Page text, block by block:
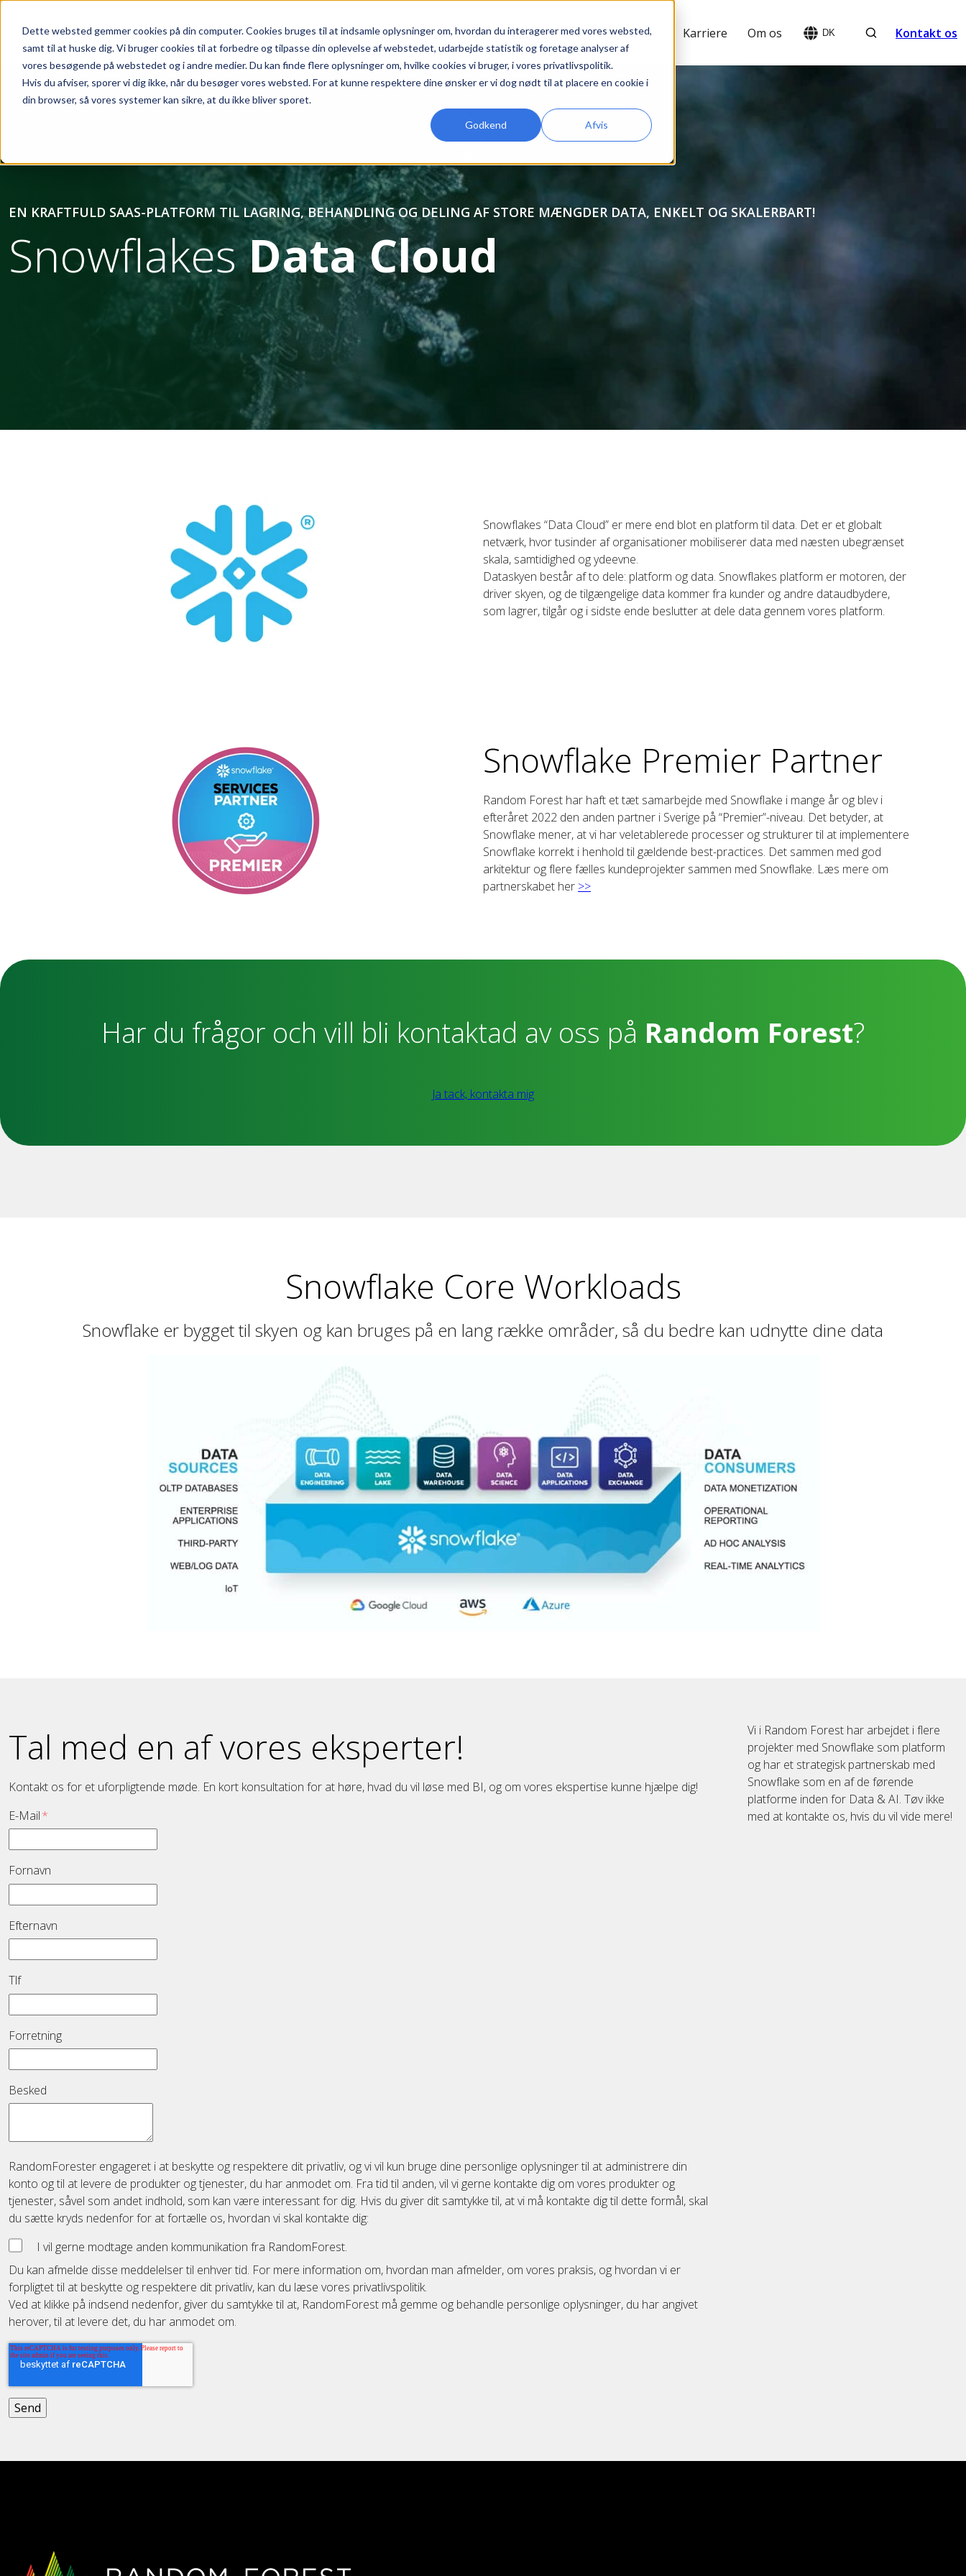
Dette websted gemmer cookies på din computer. Cookies bruges til at indsamle oplysninger om, hvordan du interagerer med vores websted,
samt til at huske dig. Vi bruger cookies til at forbedre og tilpasse din oplevelse af webstedet, udarbejde statistik og foretage analyser af
vores besøgende på webstedet og i andre medier. Du kan finde flere oplysninger om, hvilke cookies vi bruger, i vores privatlivspolitik.
Hvis du afviser, sporer vi dig ikke, når du besøger vores websted. For at kunne respektere dine ønsker er vi dog nødt til at placere en cookie i
din browser, så vores systemer kan sikre, at du ikke bliver sporet.
Godkend Afvis
Ydelser
Partners Indsigt Karriere Om os DK Kontakt os
EN KRAFTFULD SAAS-PLATFORM TIL LAGRING, BEHANDLING OG DELING AF STORE MÆNGDER DATA, ENKELT OG SKALERBART!
SnowflakesData Cloud
Snowflakes “Data Cloud” er mere end blot en platform til data. Det er et globalt
netværk, hvor tusinder af organisationer mobiliserer data med næsten ubegrænset
skala, samtidighed og ydeevne.
Dataskyen består af to dele: platform og data. Snowflakes platform er motoren, der
driver skyen, og de tilgængelige data kommer fra kunder og andre dataudbydere,
som lagrer, tilgår og i sidste ende beslutter at dele data gennem vores platform.
Snowflake Premier Partner
Random Forest har haft et tæt samarbejde med Snowflake i mange år og blev i
efteråret 2022 den anden partner i Sverige på “Premier”-niveau. Det betyder, at
Snowflake mener, at vi har veletablerede processer og strukturer til at implementere
Snowflake korrekt i henhold til gældende best-practices. Det sammen med god
arkitektur og flere fælles kundeprojekter sammen med Snowflake. Læs mere om
partnerskabet her >>
Har du frågor och vill bli kontaktad av oss på Random Forest?
Ja tack, kontakta mig
Snowflake Core Workloads
Snowflake er bygget til skyen og kan bruges på en lang række områder, så du bedre kan udnytte dine data
Tal med en af ​​vores eksperter!
Kontakt os for et uforpligtende møde. En kort konsultation for at høre, hvad du vil løse med BI, og om vores ekspertise kunne hjælpe dig!
E-Mail*
Fornavn
Efternavn
Tlf
Forretning
Besked
RandomForester engageret i at beskytte og respektere dit privatliv, og vi vil kun bruge dine personlige oplysninger til at administrere din
konto og til at levere de produkter og tjenester, du har anmodet om. Fra tid til anden, vil vi gerne kontakte dig om vores produkter og
tjenester, såvel som andet indhold, som kan være interessant for dig. Hvis du giver dit samtykke til, at vi må kontakte dig til dette formål, skal
du sætte kryds nedenfor for at fortælle os, hvordan vi skal kontakte dig:
I vil gerne modtage anden kommunikation fra RandomForest.
Du kan afmelde disse meddelelser til enhver tid. For mere information om, hvordan man afmelder, om vores praksis, og hvordan vi er
forpligtet til at beskytte og respektere dit privatliv, kan du læse vores privatlivspolitik.
Ved at klikke på indsend nedenfor, giver du samtykke til at, RandomForest må gemme og behandle personlige oplysninger, du har angivet
herover, til at levere det, du har anmodet om.
Vi i Random Forest har arbejdet i flere
projekter med Snowflake som platform
og har et strategisk partnerskab med
Snowflake som en af ​​de førende
platforme inden for Data & AI. Tøv ikke
med at kontakte os, hvis du vil vide mere!